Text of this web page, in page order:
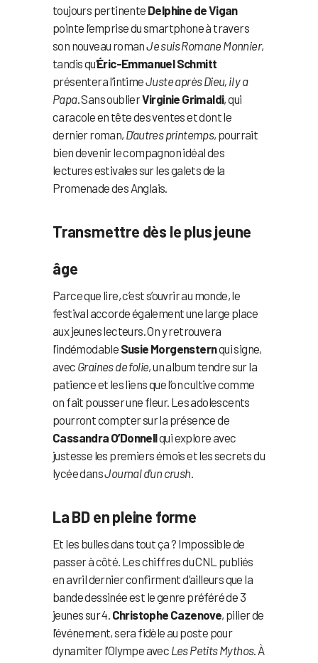
toujours pertinente Delphine de Vigan
pointe l’emprise du smartphone à travers
son nouveau romanJe suis Romane Monnier,
tandis qu’Éric-Emmanuel Schmitt
présentera l’intimeJuste après Dieu, il y a
Papa. Sans oublierVirginie Grimaldi, qui
caracole en tête des ventes et dont le
dernier roman, D’autres printemps, pourrait
bien devenir le compagnon idéal des
lectures estivales sur les galets de la
Promenade des Anglais.
Transmettre dès le plus jeune
âge
Parce que lire, c’est s’ouvrir au monde, le
festival accorde également une large place
aux jeunes lecteurs. On y retrouvera
l’indémodable Susie Morgensternqui signe,
avec Graines de folie, un album tendre sur la
patience et les liens que l’on cultive comme
on fait pousser une fleur. Les adolescents
pourront compter sur la présence de
Cassandra O’Donnellqui explore avec
justesse les premiers émois et les secrets du
lycée dansJournal d’un crush
La BD en pleine forme
Et les bulles dans tout ça ? Impossible de
passer à côté. Les chiffres du CNL publiés
en avril dernier confirment d’ailleurs que la
bande dessinée est le genre préféré de 3
jeunes sur 4. Christophe Cazenove, pilier de
l’événement, sera fidèle au poste pour
dynamiter l’Olympe avec Les Petits Mythos. À